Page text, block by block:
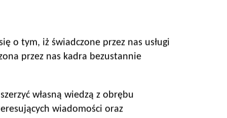
o tym, iż świadczone przez nas usługi
przez nas kadra bezustannie
własną wiedzą z obrębu
wiadomości oraz